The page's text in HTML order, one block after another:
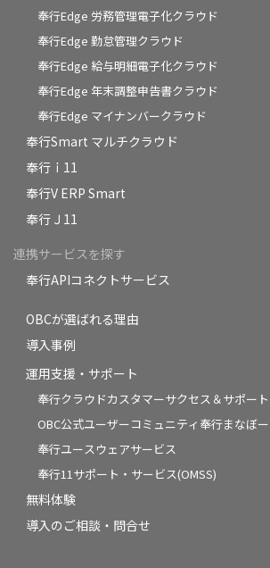
奉行Edge 労務管理電子化クラウド
奉行Edge 勤怠管理クラウド
奉行Edge 給与明細電子化クラウド
奉行Edge 年末調整申告書クラウド
奉行Edge マイナンバークラウド
奉行Smart マルチクラウド
奉行ｉ11
奉行V ERP Smart
奉行Ｊ11
連携サービスを探す
奉行APIコネクトサービス
OBCが選ばれる理由
導入事例
運用支援・サポート
奉行クラウドカスタマーサクセス＆サポート
OBC公式ユーザーコミュニティ奉行まなぼ
奉行ユースウェアサービス
奉行11サポート・サービス(OMSS)
無料体験
導入のご相談・問合せ